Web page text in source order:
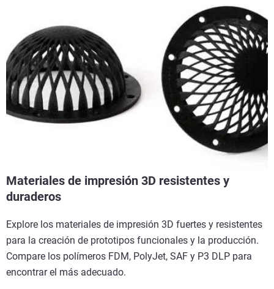
Materiales de impresión 3D resistentes y
duraderos
Explore los materiales de impresión 3D fuertes y resistentes
para la creación de prototipos funcionales y la producción.
Compare los polímeros FDM, PolyJet, SAF y P3 DLP para
encontrar el más adecuado.